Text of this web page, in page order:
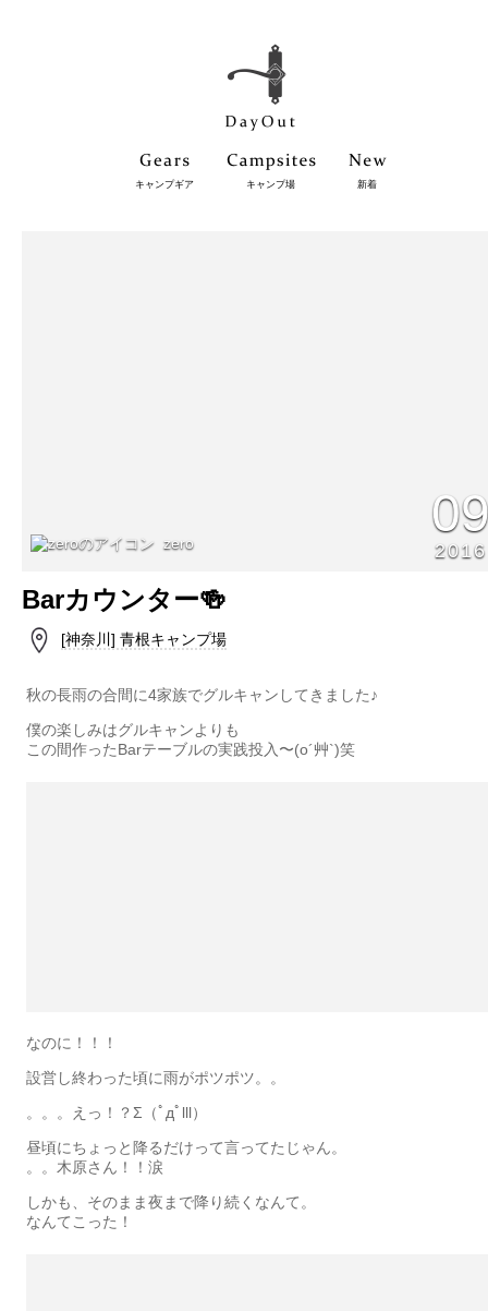
キャンプギア キャンプ場 新着
zero 2016
Barカウンター🍻
[神奈川] 青根キャンプ場
秋の長雨の合間に4家族でグルキャンしてきました♪
僕の楽しみはグルキャンよりも
この間作ったBarテーブルの実践投入〜(o´艸`)笑
なのに！！！
設営し終わった頃に雨がポツポツ。。
。。。えっ！？Σ（ﾟдﾟlll）
昼頃にちょっと降るだけって言ってたじゃん。
。。木原さん！！涙
しかも、そのまま夜まで降り続くなんて。
なんてこった！